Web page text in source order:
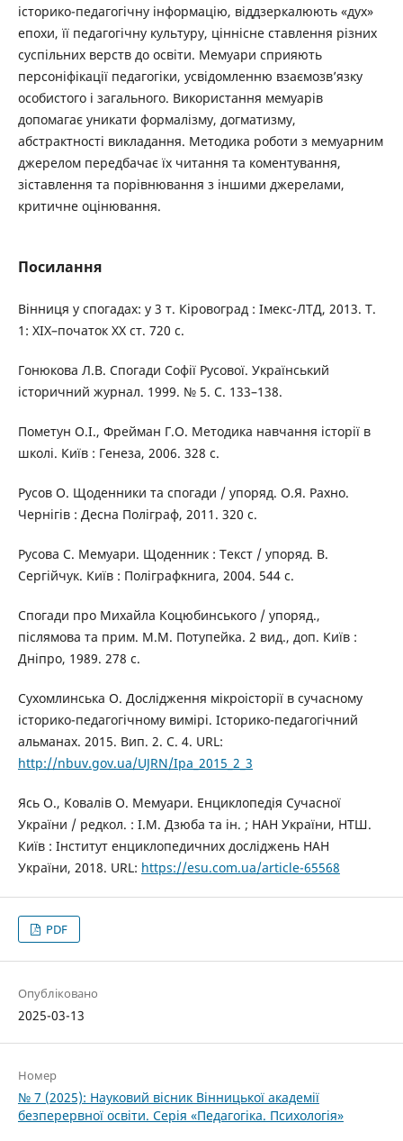
історико-педагогічну інформацію, віддзеркалюють «дух»
епохи, її педагогічну культуру, ціннісне ставлення різних
суспільних верств до освіти. Мемуари сприяють
персоніфікації педагогіки, усвідомленню взаємозв’язку
особистого і загального. Використання мемуарів
допомагає уникати формалізму, догматизму,
абстрактності викладання. Методика роботи з мемуарним
джерелом передбачає їх читання та коментування,
зіставлення та порівнювання з іншими джерелами,
критичне оцінювання.
Посилання
Вінниця у спогадах: у 3 т. Кіровоград : Імекс-ЛТД, 2013. Т.
1: ХІХ–початок ХХ ст. 720 с.
Гонюкова Л.В. Спогади Софії Русової. Український
історичний журнал. 1999. № 5. С. 133–138.
Пометун О.І., Фрейман Г.О. Методика навчання історії в
школі. Київ : Генеза, 2006. 328 с.
Русов О. Щоденники та спогади / упоряд. О.Я. Рахно.
Чернігів : Десна Поліграф, 2011. 320 с.
Русова С. Мемуари. Щоденник : Текст / упоряд. В.
Сергійчук. Київ : Поліграфкнига, 2004. 544 с.
Спогади про Михайла Коцюбинського / упоряд.,
післямова та прим. М.М. Потупейка. 2 вид., доп. Київ :
Дніпро, 1989. 278 с.
Сухомлинська О. Дослідження мікроісторії в сучасному
історико-педагогічному вимірі. Історико-педагогічний
альманах. 2015. Вип. 2. С. 4. URL:
http://nbuv.gov.ua/UJRN/Ipa_2015_2_3
Ясь О., Ковалів О. Мемуари. Енциклопедія Сучасної
України / редкол. : І.М. Дзюба та ін. ; НАН України, НТШ.
Київ : Інститут енциклопедичних досліджень НАН
України, 2018. URL: https://esu.com.ua/article-65568
PDF
Опубліковано
2025-03-13
Номер
№ 7 (2025): Науковий вісник Вінницької академії
безперервної освіти. Серія «Педагогіка. Психологія»